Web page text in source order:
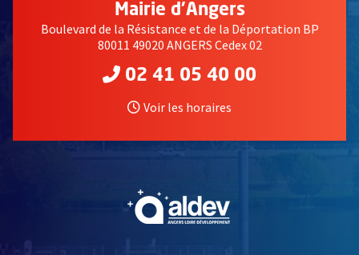
Mairie d'Angers
Boulevard de la Résistance et de la Déportation BP
80011 49020 ANGERS Cedex 02
02 41 05 40 00
Voir les horaires